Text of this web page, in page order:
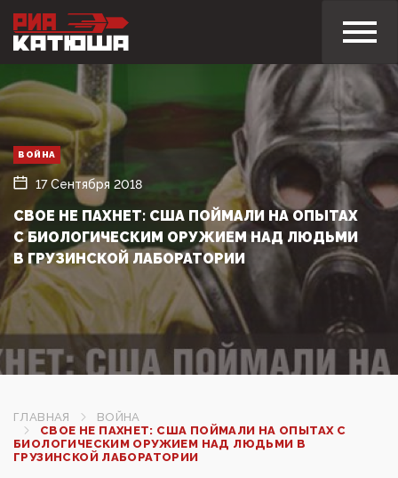
ВОЙНА
17 Сентября 2018
СВОЕ НЕ ПАХНЕТ: США ПОЙМАЛИ НА ОПЫТАХ
С БИОЛОГИЧЕСКИМ ОРУЖИЕМ НАД ЛЮДЬМИ
В ГРУЗИНСКОЙ ЛАБОРАТОРИИ
ГЛАВНАЯ
ВОЙНА
СВОЕ НЕ ПАХНЕТ: США ПОЙМАЛИ НА ОПЫТАХ С
БИОЛОГИЧЕСКИМ ОРУЖИЕМ НАД ЛЮДЬМИ В
ГРУЗИНСКОЙ ЛАБОРАТОРИИ